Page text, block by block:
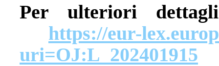
Per ulteriori
https://eur-
uri=OJ:L_202401915